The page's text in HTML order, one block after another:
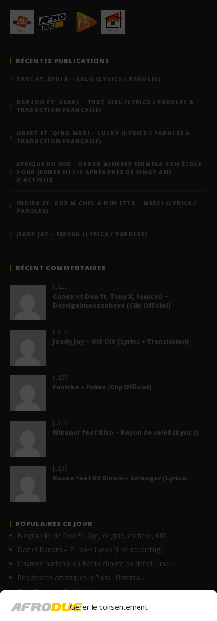
Gérer le consentement
RÉCENTES PUBLICATIONS
TAYC FT. DIDI B – SALO (LYRICS / PAROLES)
DARKOO FT. ASAKE – THAT GIRL (LYRICS / PAROLES &
TRADUCTION FRANÇAISE)
OBERZ FT. QING MADI – LUCKY (LYRICS / PAROLES &
TRADUCTION FRANÇAISE)
AFRIQUE DU SUD : OPRAH WINFREY FERMERA SON ÉCOLE
POUR JEUNES FILLES APRÈS PRÈS DE VINGT ANS
D’ACTIVITÉ
INDIRA FT. GUY MICHEL & MIN ETTA – MERCI (LYRICS /
PAROLES)
JEADY JAY – MAYAH (LYRICS / PAROLES)
RÉCENT COMMENTAIRES
JULES
Conex et Don ft. Tony X, Fanicko –
Dessiguimanzanbera (Clip Officiel)
JULES
Jeady Jay – Olé Olé (Lyrics + Translation)
JULES
Fanicko – Folies (Clip Officiel)
JULES
Nikanor feat Kiko – Rayon de soleil (Lyrics)
JULES
Kocee feat KS Bloom – Stranger (Lyrics)
POPULAIRES CE JOUR
Biographie de Didi B : âge, origine, carrière, Kiff…
Daniel Banam – EL YAH Lyrics (Live recording)
L’hymne national du Bénin chanté en dendi : une…
Résidences artistiques à Paris : l’Institut…
Paki Chenzu – Soldat (Lyrics)
Vodun Days : vers une nouvelle formule pour le grand…